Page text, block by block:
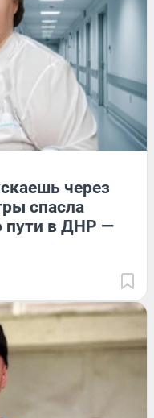
через
спасла
пути в ДНР —